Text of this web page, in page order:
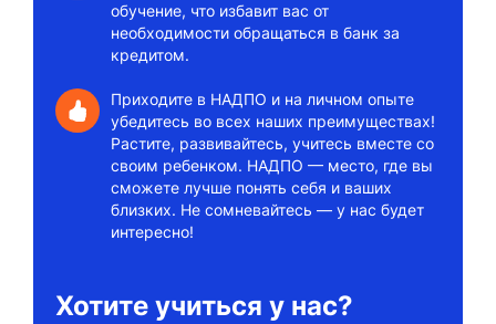
обучение, что избавит вас от
необходимости обращаться в банк за
кредитом.
Приходите в НАДПО и на личном опыте
убедитесь во всех наших преимуществах!
Растите, развивайтесь, учитесь вместе со
своим ребенком. НАДПО — место, где вы
сможете лучше понять себя и ваших
близких. Не сомневайтесь — у нас будет
интересно!
Хотите учиться у нас?